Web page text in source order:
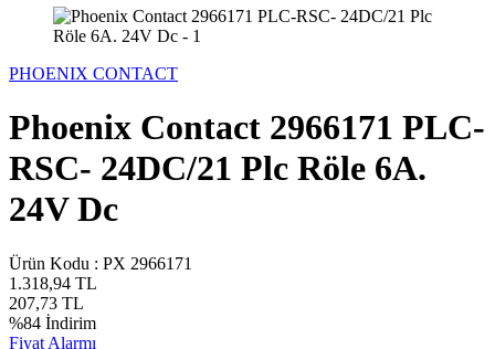
PHOENIX CONTACT
Phoenix Contact 2966171 PLC-
RSC- 24DC/21 Plc Röle 6A.
24V Dc
Ürün Kodu : PX 2966171
1.318,94 TL
207,73 TL
%84 İndirim
Fiyat Alarmı